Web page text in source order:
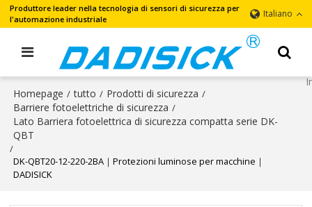
Produttore leader nella tecnologia di sensori di sicurezza per
l'automazione industriale
Italiano
Homepage / tutto / Prodotti di sicurezza /
Barriere fotoelettriche di sicurezza /
Lato Barriera fotoelettrica di sicurezza compatta serie DK-
QBT
/
DK-QBT20-12-220-2BA｜Protezioni luminose per macchine｜
DADISICK